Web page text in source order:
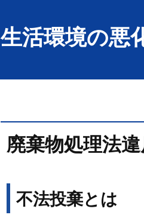
生活環境の悪
廃棄物処理法
不法投棄とは